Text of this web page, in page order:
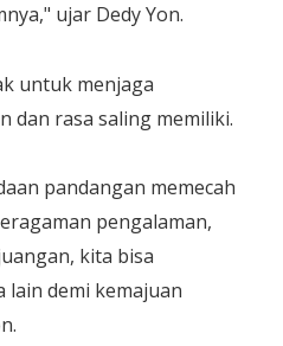
ujar Dedy Yon.
untuk menjaga
dan rasa saling memiliki.
pandangan memecah
pengalaman,
kita bisa
lain demi kemajuan